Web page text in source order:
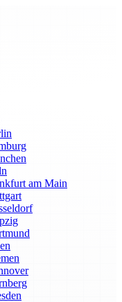
am Main